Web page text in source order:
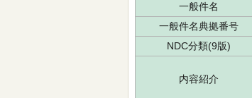
一般件名
一般件名典拠番号
NDC分類(9版)
内容紹介